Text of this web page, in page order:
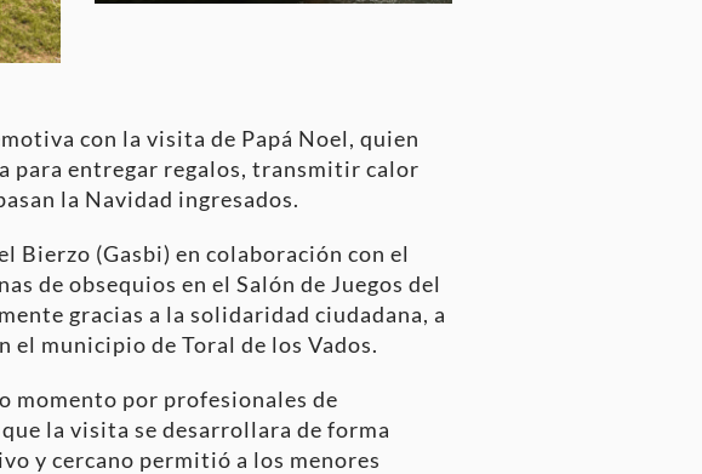
con la visita de Papá Noel, quien
para entregar regalos, transmitir calor
la Navidad ingresados.
Bierzo (Gasbi) en colaboración con el
de obsequios en el Salón de Juegos del
gracias a la solidaridad ciudadana, a
el municipio de Toral de los Vados.
momento por profesionales de
la visita se desarrollara de forma
y cercano permitió a los menores